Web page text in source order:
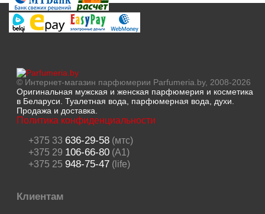
© Интернет-магазин парфюмерии Parfumeria.by, 2008-2026
Оригинальная мужская и женская парфюмерия и косметика
в Беларуси. Туалетная вода, парфюмерная вода, духи.
Продажа и доставка.
Политика конфиденциальности
+375 33 636-29-58(мтс)
+375 29 106-66-80(A1)
+375 25 948-75-47(life)
Клиентам